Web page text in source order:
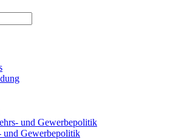
und Gewerbepolitik
und Gewerbepolitik